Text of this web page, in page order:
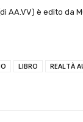
AA.VV) è edito da
LIBRO
REALTÀ